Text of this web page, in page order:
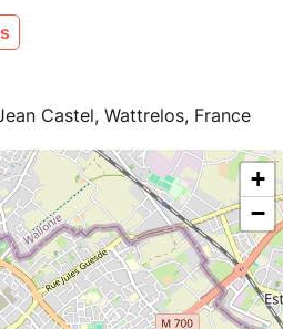
Castel, Wattrelos, France
+
−